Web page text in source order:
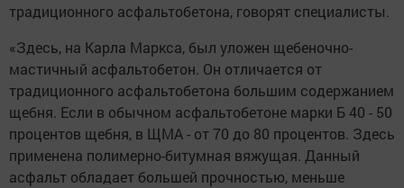
традиционного асфальтобетона, говорят специалисты.
«Здесь, на Карла Маркса, был уложен щебеночно-
мастичный асфальтобетон. Он отличается от
традиционного асфальтобетона большим содержанием
щебня. Если в обычном асфальтобетоне марки Б 40 - 50
процентов щебня, в ЩМА - от 70 до 80 процентов. Здесь
применена полимерно-битумная вяжущая. Данный
асфальт обладает большей прочностью, меньше